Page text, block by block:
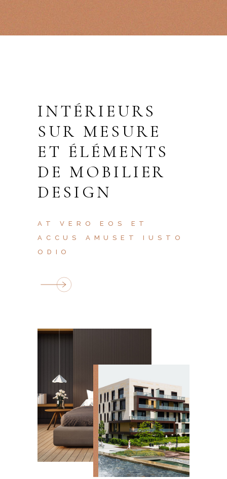
INTÉRIEURS
SUR MESURE
ET ÉLÉMENTS
DE MOBILIER
DESIGN
AT VERO EOS ET
ACCUS AMUSET IUSTO
ODIO